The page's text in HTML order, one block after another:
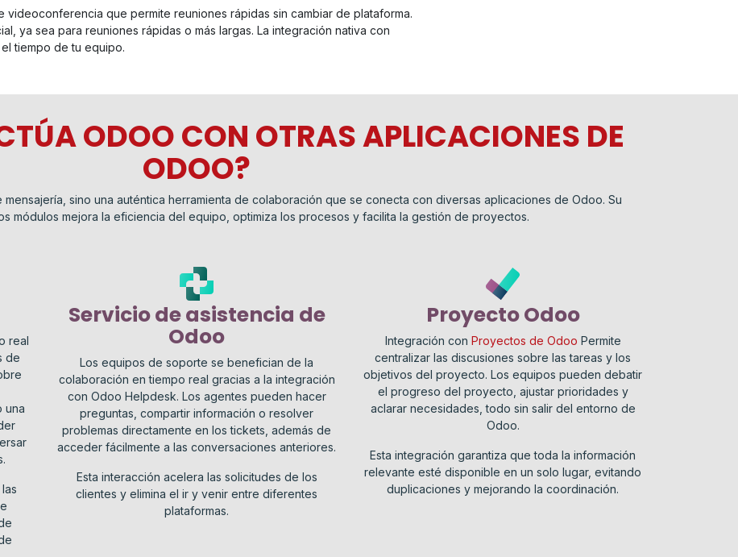
que permite reuniones rápidas sin cambiar de plataforma.
ya sea para reuniones rápidas o más largas. La integración nativa con
tiempo de tu equipo.
ODOO CON OTRAS APLICACIONES DE
ODOO?
sino una auténtica herramienta de colaboración que se conecta con diversas aplicaciones de Odoo. Su
módulos mejora la eficiencia del equipo, optimiza los procesos y facilita la gestión de proyectos.
real
de
una
Servicio de asistencia de
Odoo
Los equipos de soporte se benefician de la
colaboración en tiempo real gracias a la integración
con Odoo Helpdesk. Los agentes pueden hacer
preguntas, compartir información o resolver
problemas directamente en los tickets, además de
acceder fácilmente a las conversaciones anteriores.
Esta interacción acelera las solicitudes de los
clientes y elimina el ir y venir entre diferentes
plataformas.
Proyecto Odoo
Integración con Proyectos de Odoo Permite
centralizar las discusiones sobre las tareas y los
objetivos del proyecto. Los equipos pueden debatir
el progreso del proyecto, ajustar prioridades y
aclarar necesidades, todo sin salir del entorno de
Odoo.
Esta integración garantiza que toda la información
relevante esté disponible en un solo lugar, evitando
duplicaciones y mejorando la coordinación.